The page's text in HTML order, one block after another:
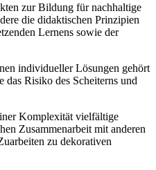
zur Bildung für nachhaltige
die didaktischen Prinzipien
Lernens sowie der
individueller Lösungen gehört
das Risiko des Scheiterns und
Komplexität vielfältige
Zusammenarbeit mit anderen
zu dekorativen